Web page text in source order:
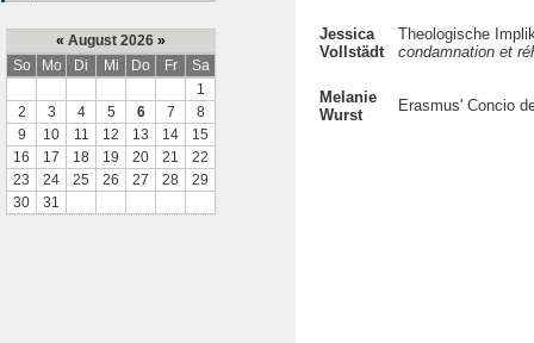
« August 2026 »
So
Mo Di Mi Do Fr
Sa
1
2
3 4 5 6 7
8
9
10 11 12 13 14
15
16
17 18 19 20 21
22
23
24 25 26 27 28
29
30
31
Jessica
Vollstädt
Theologische
condamnation et
Melanie
Wurst
Erasmus' Concio